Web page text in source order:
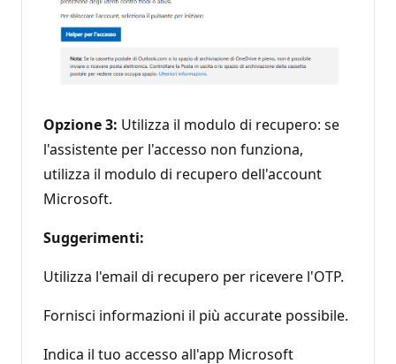
Opzione 3: Utilizza il modulo di recupero: se
l'assistente per l'accesso non funziona,
utilizza il modulo di recupero dell'account
Microsoft.
Suggerimenti:
Utilizza l'email di recupero per ricevere l'OTP.
Fornisci informazioni il più accurate possibile.
Indica il tuo accesso all'app Microsoft